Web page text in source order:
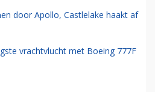
door Apollo, Castlelake haakt af
vrachtvlucht met Boeing 777F